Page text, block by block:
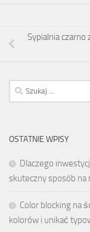
Sypialnia czarno
Szukaj:
OSTATNIE WPISY
Dlaczego
skuteczny sposób na
Color blocking na
kolorów i unikać